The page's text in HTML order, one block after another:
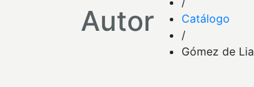
Autor
Catálogo
/
Gómez de